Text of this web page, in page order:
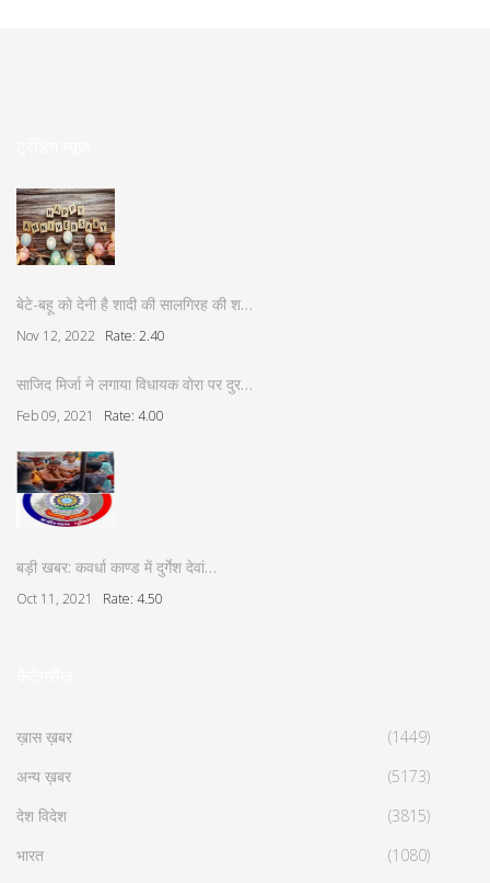
बेटे-बहू को देनी है शादी की सालगिरह की श…
Nov 12, 2022 Rate: 2.40
साजिद मिर्जा ने लगाया विधायक वोरा पर दुर…
Feb 09, 2021 Rate: 4.00
बड़ी खबर: कवर्धा काण्ड में दुर्गेश देवां…
Oct 11, 2021 Rate: 4.50
ख़ास ख़बर
(1449)
अन्य ख़बर
(5173)
देश विदेश
(3815)
भारत
(1080)